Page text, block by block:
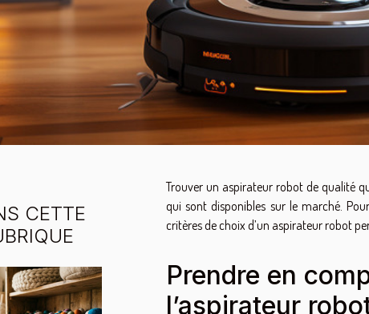
CETTE
Trouver un aspirateur robot de qualité
qui sont disponibles sur le marché.
critères de choix d’un aspirateur robot
Prendre en
l’aspirateur